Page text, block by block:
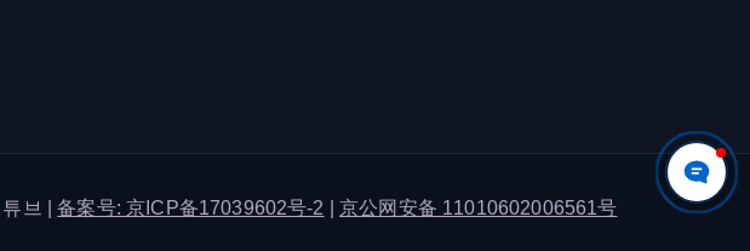
튜브 |备案号: 京ICP备17039602号-2 |京公网安备 11010602006561号